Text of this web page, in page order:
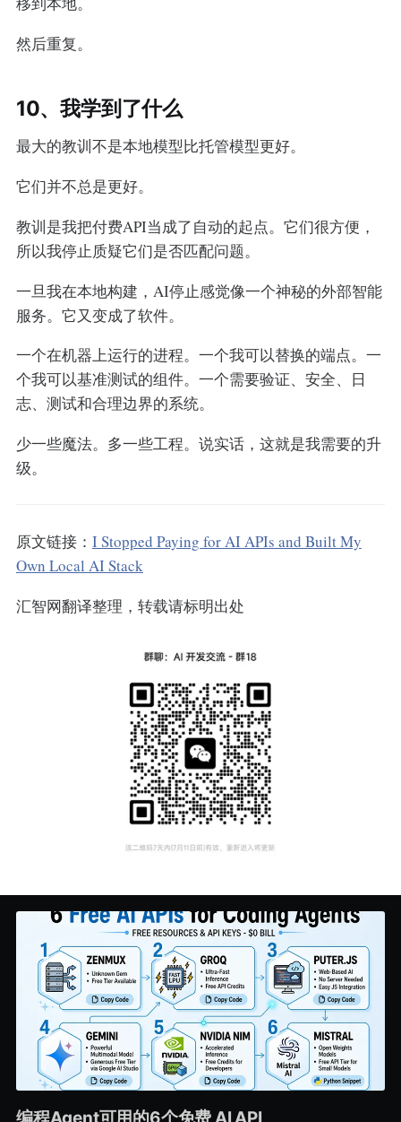
然后重复。
10、我学到了什么
最大的教训不是本地模型比托管模型更好。
它们并不总是更好。
教训是我把付费API当成了自动的起点。它们很方便，
所以我停止质疑它们是否匹配问题。
一旦我在本地构建，AI停止感觉像一个神秘的外部智能
服务。它又变成了软件。
一个在机器上运行的进程。一个我可以替换的端点。一
个我可以基准测试的组件。一个需要验证、安全、日
志、测试和合理边界的系统。
少一些魔法。多一些工程。说实话，这就是我需要的升
级。
原文链接： I Stopped Paying for AI APIs and Built My
Own Local AI Stack
汇智网翻译整理，转载请标明出处